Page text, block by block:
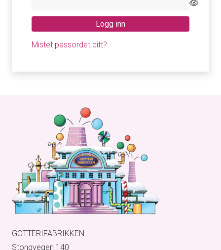
Logg inn
Mistet passordet ditt?
GOTTERIFABRIKKEN
Stongvegen 140